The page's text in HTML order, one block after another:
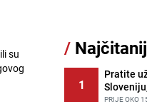
su
/
1
Pratite
PRIJE OKO